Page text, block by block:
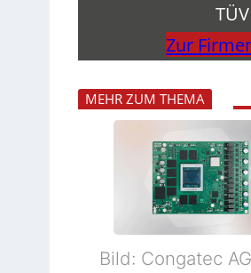
Zur
MEHR ZUM THEMA
Bild: Congatec AG